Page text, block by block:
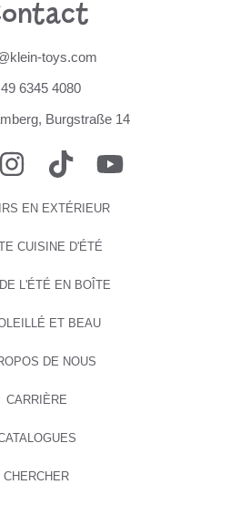
toys.com
6345 4080
Burgstraße 14
INSTAGRAMTIKTOK
EN EXTÉRIEUR
CUISINE D'ÉTÉ
L'ÉTÉ EN BOÎTE
ET BEAU
DE NOUS
CARRIÈRE
CHERCHER